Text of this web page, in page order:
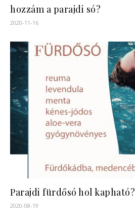
hozzám a parajdi só?
2020-11-16
Parajdi fürdősó hol kapható?
2020-08-19